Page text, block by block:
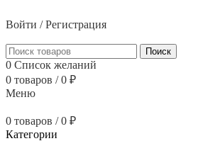
Войти / Регистрация
Поиск
0 Список желаний
0 товаров / 0 ₽
Меню
0 товаров / 0 ₽
Категории